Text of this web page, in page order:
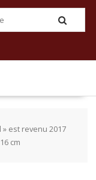
» est revenu 2017
cm